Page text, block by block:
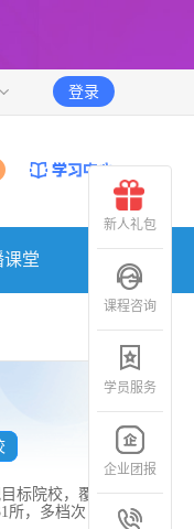
登录
课堂
标院校，覆
所，多档次
新人礼包
课程咨询
学员服务
企业团报